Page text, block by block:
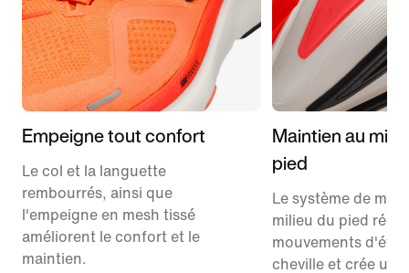
Empeigne tout confort
Le col et la languette
rembourrés, ainsi que
l'empeigne en mesh tissé
améliorent le confort et le
maintien.
Maintien au
pied
Le système de
milieu du pied
mouvements
cheville et crée une